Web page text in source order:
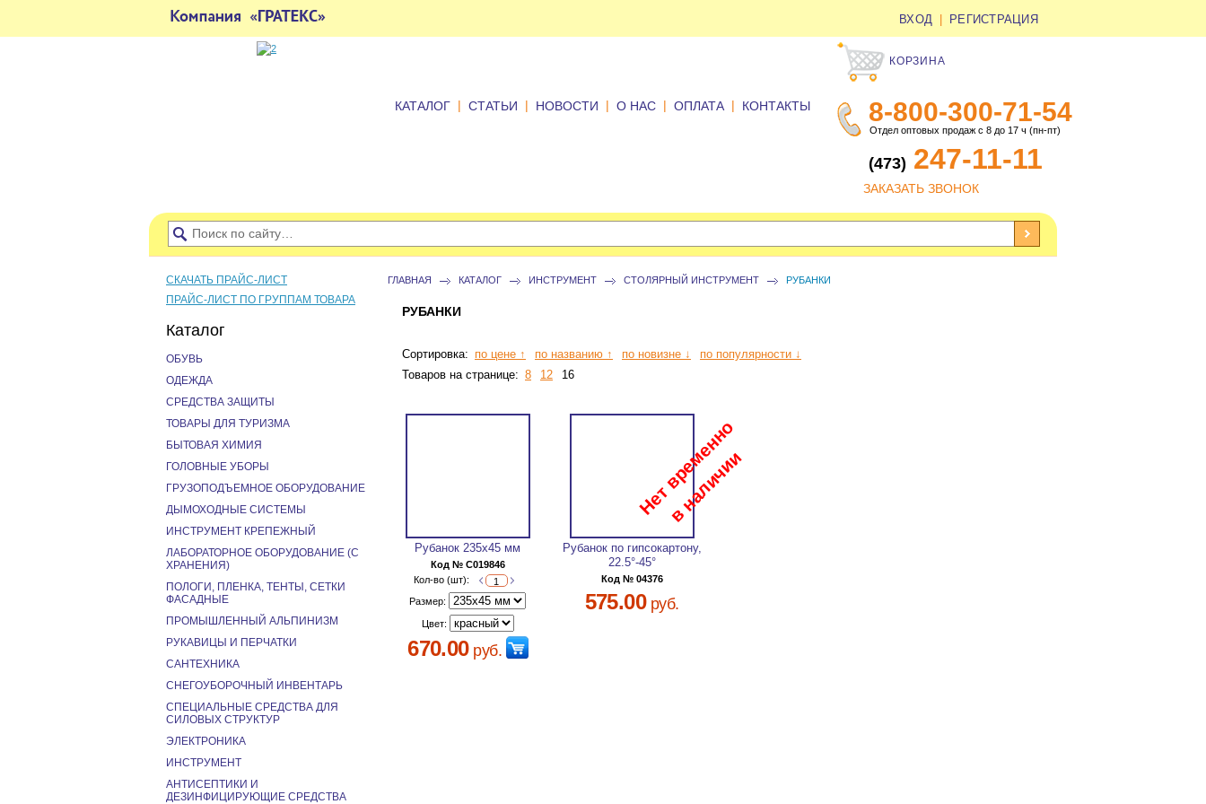
ВХОД РЕГИСТРАЦИЯ
КОРЗИНА
8-800-300-71-54
Отдел оптовых продаж с 8 до 17 ч (пн-пт)
(473) 247-11-11
ЗАКАЗАТЬ ЗВОНОК
КАТАЛОГ | СТАТЬИ | НОВОСТИ | О НАС | ОПЛАТА | КОНТАКТЫ
ГЛАВНАЯ КАТАЛОГ ИНСТРУМЕНТ СТОЛЯРНЫЙ ИНСТРУМЕНТ РУБАНКИ
РУБАНКИ
Сортировка: по цене ↑ по названию ↑ по новизне ↓
по популярности ↓
Товаров на странице: 8 12 16
Рубанок 235х45 мм
Код № C019846
Кол-во (шт):
Размер:
Цвет:
670.00руб.
Рубанок по гипсокартону,
22.5°-45°
Код № 04376
575.00руб.
СКАЧАТЬ ПРАЙС-ЛИСТ
ПРАЙС-ЛИСТ ПО ГРУППАМ ТОВАРА
Каталог
ОБУВЬ
ОДЕЖДА
СРЕДСТВА ЗАЩИТЫ
ТОВАРЫ ДЛЯ ТУРИЗМА
БЫТОВАЯ ХИМИЯ
ГОЛОВНЫЕ УБОРЫ
ГРУЗОПОДЪЕМНОЕ ОБОРУДОВАНИЕ
ДЫМОХОДНЫЕ СИСТЕМЫ
ИНСТРУМЕНТ КРЕПЕЖНЫЙ
ЛАБОРАТОРНОЕ ОБОРУДОВАНИЕ (С
ХРАНЕНИЯ)
ПОЛОГИ, ПЛЕНКА, ТЕНТЫ, СЕТКИ
ФАСАДНЫЕ
ПРОМЫШЛЕННЫЙ АЛЬПИНИЗМ
РУКАВИЦЫ И ПЕРЧАТКИ
САНТЕХНИКА
СНЕГОУБОРОЧНЫЙ ИНВЕНТАРЬ
СПЕЦИАЛЬНЫЕ СРЕДСТВА ДЛЯ
СИЛОВЫХ СТРУКТУР
ЭЛЕКТРОНИКА
ИНСТРУМЕНТ
АНТИСЕПТИКИ И
ДЕЗИНФИЦИРУЮЩИЕ СРЕДСТВА